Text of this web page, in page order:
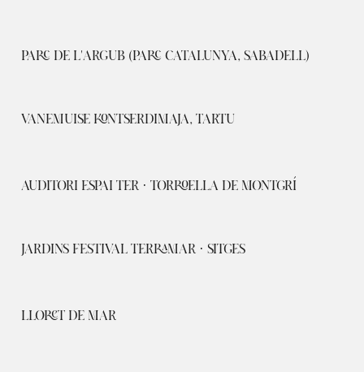
PARC DE L'ARGUB (PARC CATALUNYA, SABADELL)
VANEMUISE KONTSERDIMAJA, TARTU
AUDITORI ESPAI TER · TORROELLA DE MONTGRÍ
JARDINS FESTIVAL TERRAMAR · SITGES
LLORET DE MAR